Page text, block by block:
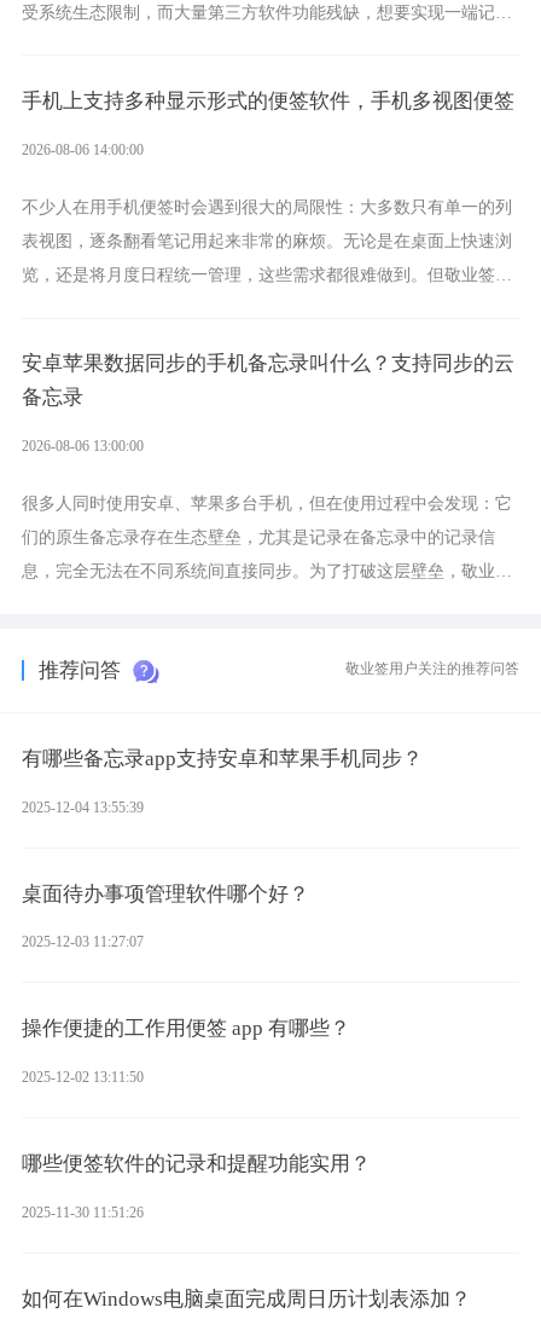
受系统生态限制，而大量第三方软件功能残缺，想要实现一端记
手机上支持多种显示形式的便签软件，手机多视图便签
2026-08-06 14:00:00
不少人在用手机便签时会遇到很大的局限性：大多数只有单一的列
表视图，逐条翻看笔记用起来非常的麻烦。无论是在桌面上快速浏
览，还是将月度日程统一管理，这些需求都很难做到。但敬业签作
安卓苹果数据同步的手机备忘录叫什么？支持同步的云
备忘录
2026-08-06 13:00:00
很多人同时使用安卓、苹果多台手机，但在使用过程中会发现：它
们的原生备忘录存在生态壁垒，尤其是记录在备忘录中的记录信
息，完全无法在不同系统间直接同步。为了打破这层壁垒，敬业签
推荐问答 敬业签用户关注的推荐问答
有哪些备忘录app支持安卓和苹果手机同步？
2025-12-04 13:55:39
桌面待办事项管理软件哪个好？
2025-12-03 11:27:07
操作便捷的工作用便签 app 有哪些？
2025-12-02 13:11:50
哪些便签软件的记录和提醒功能实用？
2025-11-30 11:51:26
如何在Windows电脑桌面完成周日历计划表添加？